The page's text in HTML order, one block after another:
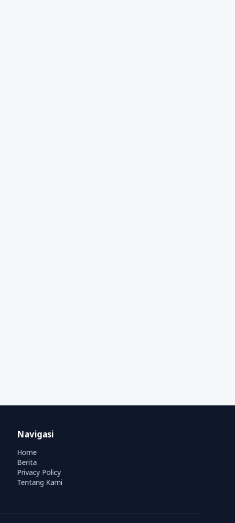
Navigasi
Home
Berita
Privacy Policy
Tentang Kami